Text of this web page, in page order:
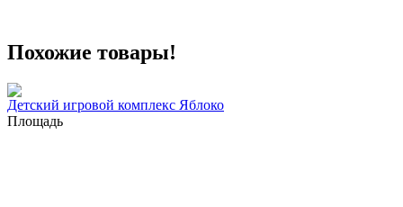
Похожие товары!
Детский игровой комплекс Яблоко
Площадь